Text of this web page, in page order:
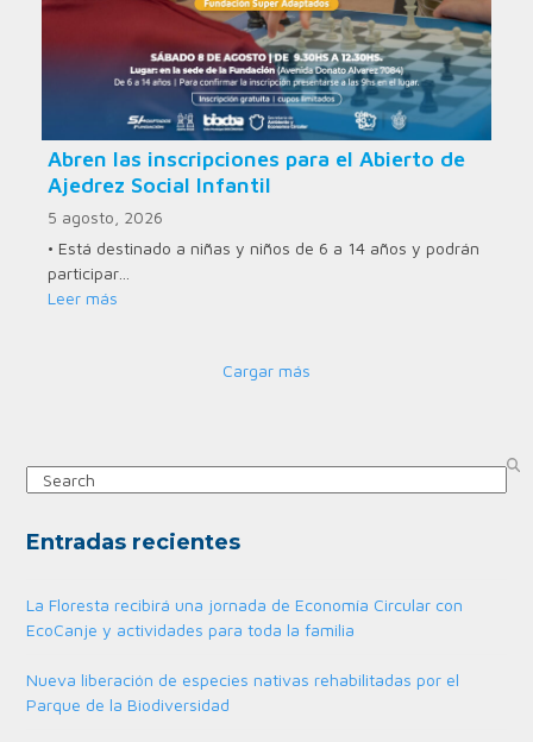
Abren las inscripciones para el Abierto de
Ajedrez Social Infantil
5 agosto, 2026
• Está destinado a niñas y niños de 6 a 14 años y podrán
participar…
Leer más
Cargar más
Search
Entradas recientes
La Floresta recibirá una jornada de Economía Circular con
EcoCanje y actividades para toda la familia
Nueva liberación de especies nativas rehabilitadas por el
Parque de la Biodiversidad